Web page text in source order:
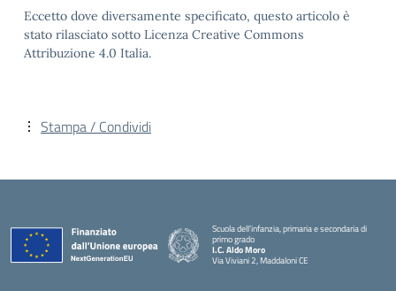
Eccetto dove diversamente specificato, questo articolo è
stato rilasciato sotto Licenza Creative Commons
Attribuzione 4.0 Italia.
Stampa / Condividi
Scuola dell’infanzia, primaria e secondaria di
primo grado
I.C. Aldo Moro
Via Viviani 2, Maddaloni CE